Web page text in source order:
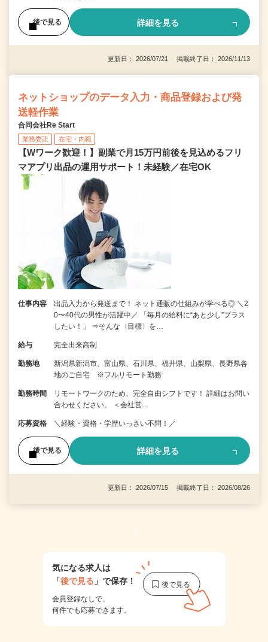
後で見る 詳細を見る
更新日： 2026/07/21 掲載終了日： 2026/11/13
ネットショップのデータ入力・商品登録および発
送軽作業
合同会社Re Start
業務委託 在宅・内職
【Wワーク歓迎！】副業で月15万円前後を見込めるフリ
マアプリ出品の運用サポート！未経験／在宅OK
仕事内容
出品入力から発送まで！ ネット通販の仕組みが学べる◎ ＼2
0〜40代の男性が活躍中／ 「毎月の給料に“あと少し”プラス
したい！」 ⇒そんな〈目標〉を…
給与 完全出来高制
勤務地
新潟県新潟市、富山県、石川県、福井県、山梨県、長野県各
地のご自宅 ※フルリモート勤務
勤務時間
リモートワークのため、完全自由シフトです！ 詳細はお問い
合わせください。 ＜会社営…
応募資格 ＼経験・資格・学歴いっさい不問！／
後で見る 詳細を見る
更新日： 2026/07/15 掲載終了日： 2026/08/26
1
気になる求人は
「後で見る 」で保存！
会員登録なしで、
何件でも応募できます。